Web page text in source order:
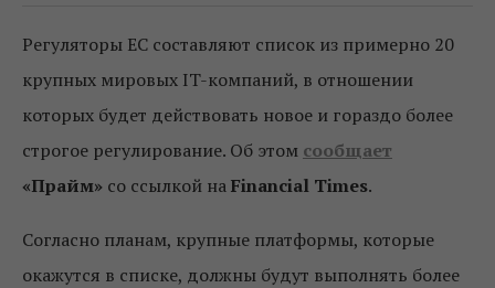
Регуляторы ЕС составляют список из примерно 20
крупных мировых IT-компаний, в отношении
которых будет действовать новое и гораздо более
строгое регулирование. Об этом сообщает
«Прайм» со ссылкой наFinancial Times.
Согласно планам, крупные платформы, которые
окажутся в списке, должны будут выполнять более